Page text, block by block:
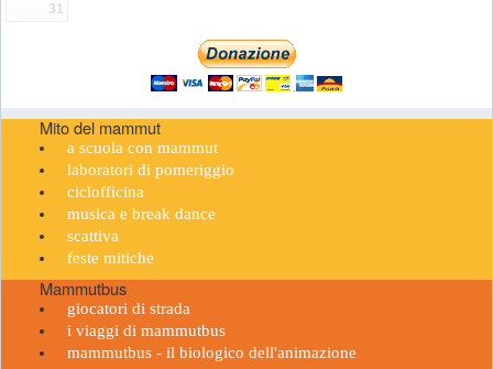
31
Mito del mammut
a scuola con mammut
laboratori di pomeriggio
ciclofficina
musica e break dance
scattiva
feste mitiche
Mammutbus
giocatori di strada
i viaggi di mammutbus
mammutbus - il biologico dell'animazione